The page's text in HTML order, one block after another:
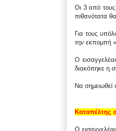
Οι 3 από τους
πιθανότατα
Για τους
την εκπομπή
Ο
διακόπηκε η
Να σημειωθεί
Καταπέλτης
Ο